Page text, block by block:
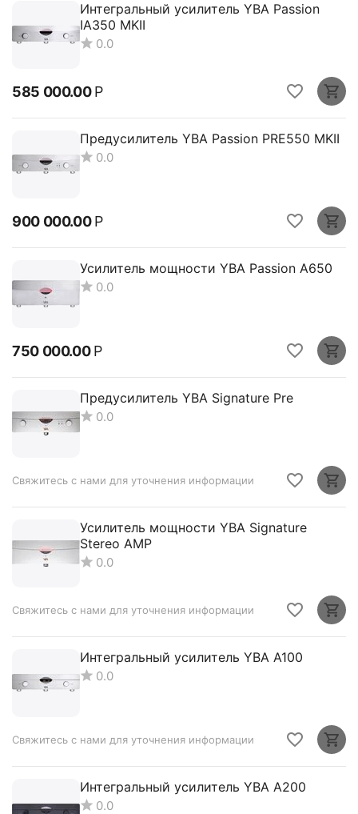
Интегральный усилитель YBA Passion
IA350 MKII
0.0
585 000.00 Р
Предусилитель YBA Passion PRE550 MKII
0.0
900 000.00 Р
Усилитель мощности YBA Passion A650
0.0
750 000.00 Р
Предусилитель YBA Signature Pre
0.0
Свяжитесь с нами для уточнения информации
Усилитель мощности YBA Signature
Stereo AMP
0.0
Свяжитесь с нами для уточнения информации
Интегральный усилитель YBA A100
0.0
Свяжитесь с нами для уточнения информации
Интегральный усилитель YBA A200
0.0